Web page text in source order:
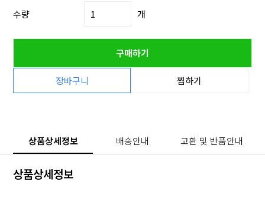
수량 개
구매하기
장바구니 찜하기
상품상세정보 배송안내 교환 및 반품안내
상품상세정보